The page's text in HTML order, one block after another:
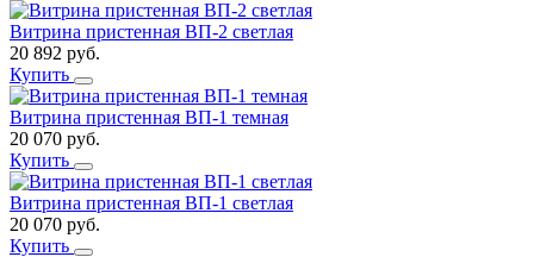
Витрина пристенная ВП-2 светлая
20 892 руб.
Купить
Витрина пристенная ВП-1 темная
20 070 руб.
Купить
Витрина пристенная ВП-1 светлая
20 070 руб.
Купить